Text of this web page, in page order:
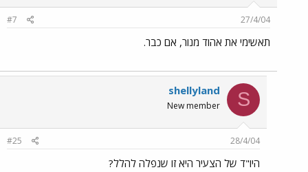
27/4/04
#7
תאשימי את אהוד מנור, אם כבר.
S
shellyland
New member
28/4/04
#25
היו"ד של הצעיר היא זו שנפלה להלל?